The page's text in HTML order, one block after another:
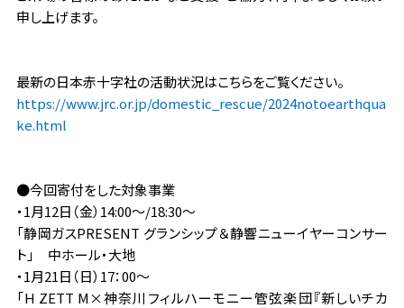
申し上げます。
最新の日本赤十字社の活動状況はこちらをご覧ください。
https://www.jrc.or.jp/domestic_rescue/2024notoearthqua
ke.html
●今回寄付をした対象事業
・1月12日（金）14:00～/18:30～
「静岡ガスPRESENT グランシップ＆静響ニューイヤーコンサー
ト」 中ホール・大地
・1月21日（日）17：00～
「H ZETT M×神奈川フィルハーモニー管弦楽団『新しいチカ